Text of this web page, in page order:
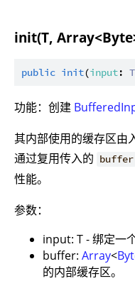
init(T,
public init(input: T
功能：创建
其内部使用的缓存区由
通过复用传入的 buffer
性能。
参数：
input: T - 绑定一
buffer: Array<
的内部缓存区。